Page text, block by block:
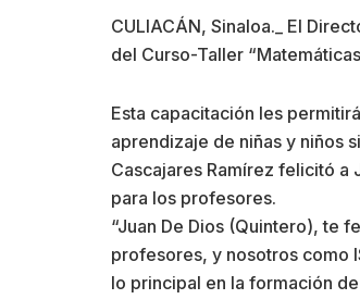
CULIACÁN, Sinaloa._ El
del Curso-Taller
Esta capacitación les
aprendizaje de niñas y niños
Cascajares Ramírez felicitó a
para los profesores.
“Juan De Dios (Quintero), te
profesores, y nosotros como
lo principal en la formación